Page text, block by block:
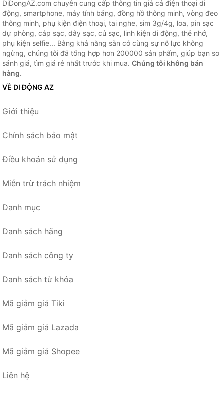
DiDongAZ.com chuyên cung cấp thông tin giá cả điện thoại di
động, smartphone, máy tính bảng, đồng hồ thông minh, vòng đeo
thông minh, phụ kiện điện thoại, tai nghe, sim 3g/4g, loa, pin sạc
dự phòng, cáp sạc, dây sạc, củ sạc, linh kiện di động, thẻ nhớ,
phụ kiện selfie... Bằng khả năng sẵn có cùng sự nỗ lực không
ngừng, chúng tôi đã tổng hợp hơn 200000 sản phẩm, giúp bạn so
sánh giá, tìm giá rẻ nhất trước khi mua. Chúng tôi không bán
hàng.
VỀ DI ĐỘNG AZ
Giới thiệu
Chính sách bảo mật
Điều khoản sử dụng
Miễn trừ trách nhiệm
Danh mục
Danh sách hãng
Danh sách công ty
Danh sách từ khóa
Mã giảm giá Tiki
Mã giảm giá Lazada
Mã giảm giá Shopee
Liên hệ